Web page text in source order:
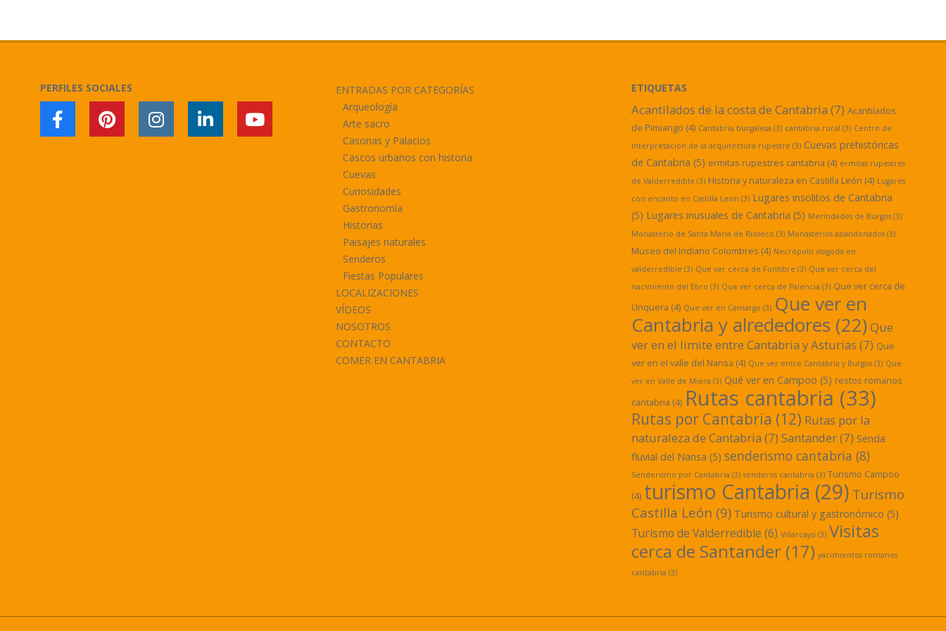
PERFILES SOCIALES
ENTRADAS POR CATEGORÍAS
Arqueología
Arte sacro
Casonas y Palacios
Cascos urbanos con historia
Cuevas
Curiosidades
Gastronomía
Historias
Paisajes naturales
Senderos
Fiestas Populares
LOCALIZACIONES
VÍDEOS
NOSOTROS
CONTACTO
COMER EN CANTABRIA
ETIQUETAS
Acantilados de la costa de Cantabria (7) Acantilados
de Pimiango (4) Cantabria burgalesa (3) cantabria rural (3) Centro de
interpretación de la arquitectura rupestre (3) Cuevas prehistóricas
de Cantabria (5) ermitas rupestres cantabria (4) ermitas rupestres
de Valderredible (3) Historia y naturaleza en Castilla León (4) Lugares
con encanto en Castilla Leon (3) Lugares insolitos de Cantabria
(5) Lugares inusuales de Cantabria (5) Merindades de Burgos (3)
Monasterio de Santa Maria de Rioseco (3) Monasterios abandonados (3)
Museo del Indiano Colombres (4) Necrópolis visigoda en
valderredible (3) Que ver cerca de Fontibre (3) Que ver cerca del
nacimiento del Ebro (3) Que ver cerca de Palencia (3) Que ver cerca de
Unquera (4) Que ver en Camargo (3) Que ver en
Cantabria y alrededores (22) Que
ver en el limite entre Cantabria y Asturias (7) Que
ver en el valle del Nansa (4) Que ver entre Cantabria y Burgos (3) Que
ver en Valle de Miera (3) Qué ver en Campoo (5) restos romanos
cantabria (4) Rutas cantabria (33)
Rutas por Cantabria (12) Rutas por la
naturaleza de Cantabria (7) Santander(7) Senda
fluvial del Nansa (5) senderismo cantabria (8)
Senderismo por Cantabria (3) senderos cantabria (3) Turismo Campoo
(4) turismo Cantabria (29) Turismo
Castilla León (9) Turismo cultural y gastronómico (5)
Turismo de Valderredible (6) Villarcayo (3) Visitas
cerca de Santander (17) yacimientos romanos
cantabria (3)